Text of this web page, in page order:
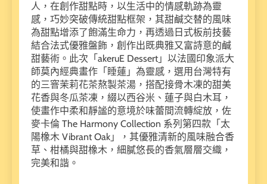
人，在創作甜點時，以生活中的情感軌跡為靈
感，巧妙突破傳統甜點框架，其甜鹹交替的風味
為甜點增添了飽滿生命力，再透過日式板前技藝
結合法式優雅盤飾，創作出既典雅又富詩意的鹹
甜藝術。此次「akeruE Dessert」以法國印象派大
師莫內經典畫作「睡蓮」為靈感，選用台灣特有
的三窨茉莉花茶熬製茶湯，搭配接骨木凍的甜美
花香與冬瓜茶凍，綴以西谷米、蓮子與白木耳，
使畫作中柔和靜謐的意境於味蕾間流轉綻放，佐
麥卡倫 The Harmony Collection 系列第四款「太
陽橡木 Vibrant Oak」，其優雅清新的風味融合香
草、柑橘與甜橡木，細膩悠長的香氣層層交織，
完美和諧。